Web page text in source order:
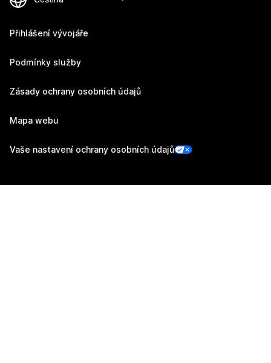
Přihlášení vývojáře
Podmínky služby
Zásady ochrany osobních údajů
Mapa webu
Vaše nastavení ochrany osobních údajů